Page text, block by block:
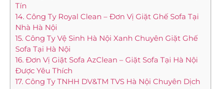
Tín
14. Công Ty Royal Clean – Đơn Vị Giặt Ghế Sofa Tại
Nhà Hà Nội
15. Công Ty Vệ Sinh Hà Nội Xanh Chuyên Giặt Ghế
Sofa Tại Hà Nội
16. Đơn Vị Giặt Sofa AzClean – Giặt Sofa Tại Hà Nội
Được Yêu Thích
17. Công Ty TNHH DV&TM TVS Hà Nội Chuyên Dịch